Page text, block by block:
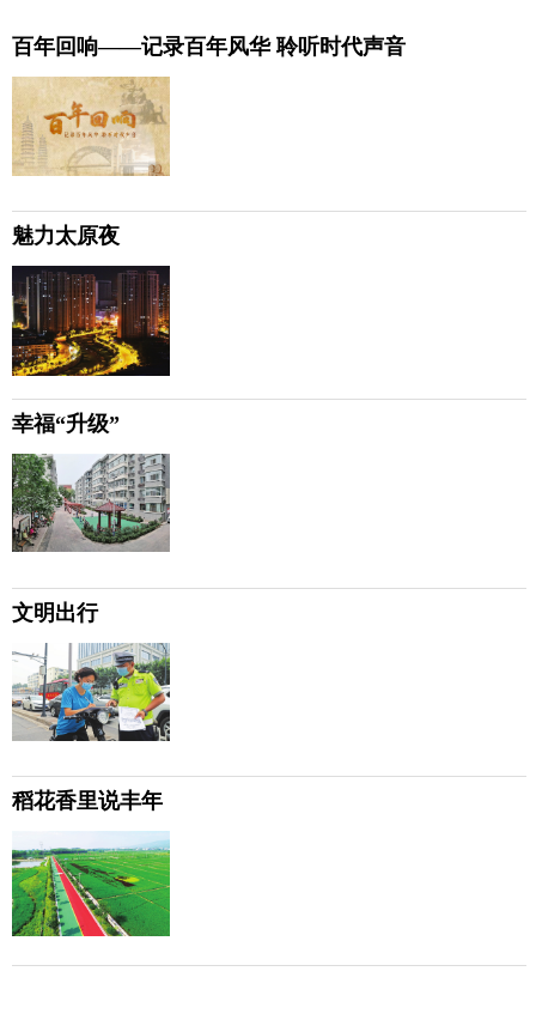
百年回响——记录百年风华 聆听时代声音
魅力太原夜
幸福“升级”
文明出行
稻花香里说丰年